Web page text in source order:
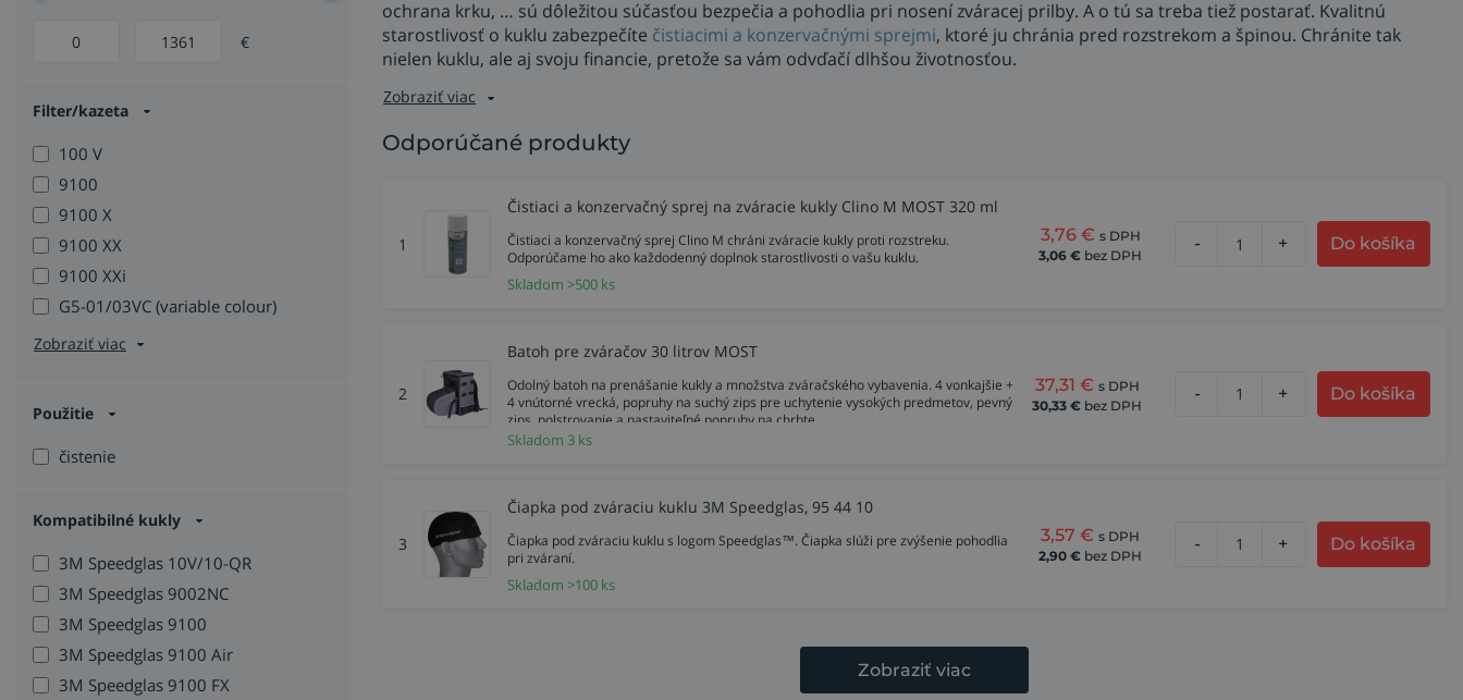
€
Filter/kazeta
100 V
9100
9100 X
9100 XX
9100 XXi
G5-01/03VC (variable colour)
Zobraziť viac
Použitie
čistenie
Kompatibilné kukly
3M Speedglas 10V/10-QR
3M Speedglas 9002NC
3M Speedglas 9100
3M Speedglas 9100 Air
3M Speedglas 9100 FX
ochrana krku, … sú dôležitou súčasťou bezpečia a pohodlia pri nosení zváracej prilby. A o tú sa treba tiež postarať. Kvalitnú
starostlivosť o kuklu zabezpečíte čistiacimi a konzervačnými sprejmi, ktoré ju chránia pred rozstrekom a špinou. Chránite tak
nielen kuklu, ale aj svoju financie, pretože sa vám odvďačí dlhšou životnosťou.
Zobraziť viac
Odporúčané produkty
1
Čistiaci a konzervačný sprej na zváracie kukly Clino M MOST 320 ml
Čistiaci a konzervačný sprej Clino M chráni zváracie kukly proti rozstreku.
Odporúčame ho ako každodenný doplnok starostlivosti o vašu kuklu.
Skladom >500 ks
3,76 € s DPH
3,06 € bez DPH
- + Do košíka
2
Batoh pre zváračov 30 litrov MOST
Odolný batoh na prenášanie kukly a množstva zváračského vybavenia. 4 vonkajšie +
4 vnútorné vrecká, popruhy na suchý zips pre uchytenie vysokých predmetov, pevný
zips, polstrovanie a nastaviteľné popruhy na chrbte.
Skladom 3 ks
37,31 € s DPH
30,33 € bez DPH
- + Do košíka
3
Čiapka pod zváraciu kuklu 3M Speedglas, 95 44 10
Čiapka pod zváraciu kuklu s logom Speedglas™. Čiapka slúži pre zvýšenie pohodlia
pri zváraní.
Skladom >100 ks
3,57 € s DPH
2,90 € bez DPH
- + Do košíka
Zobraziť viac